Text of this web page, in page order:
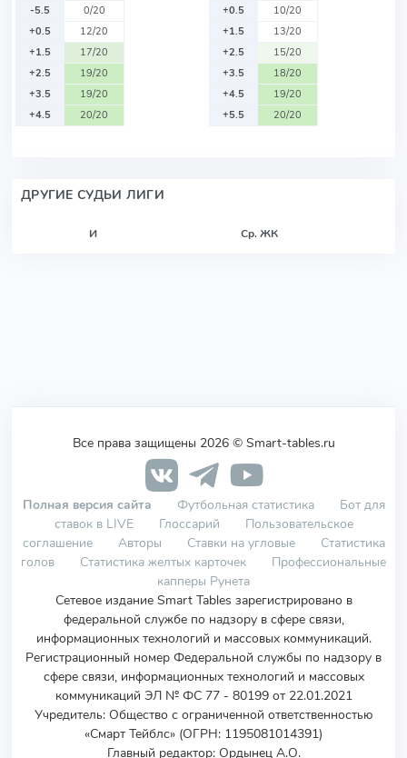
-5.5
0/20
+0.5
12/20
+1.5
17/20
+2.5
19/20
+3.5
19/20
+4.5
20/20
+0.5
10/20
+1.5
13/20
+2.5
15/20
+3.5
18/20
+4.5
19/20
+5.5
20/20
ДРУГИЕ СУДЬИ ЛИГИ
И Ср. ЖК
Все права защищены 2026 © Smart-tables.ru
Полная версия сайта Футбольная статистика
Бот для
ставок в LIVE
Глоссарий
Пользовательское
соглашение
Авторы Ставки на угловые
Статистика
голов
Статистика желтых карточек
Профессиональные
капперы Рунета
Сетевое издание Smart Tables зарегистрировано в
федеральной службе по надзору в сфере связи,
информационных технологий и массовых коммуникаций.
Регистрационный номер Федеральной службы по надзору в
сфере связи, информационных технологий и массовых
коммуникаций ЭЛ № ФС 77 - 80199 от 22.01.2021
Учредитель: Общество с ограниченной ответственностью
«Смарт Тейблс» (ОГРН: 1195081014391)
Главный редактор: Ордынец А.О.